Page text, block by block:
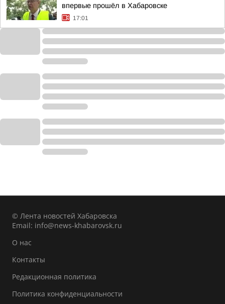
впервые прошёл в Хабаровске
17:01
© Лента новостей Хабаровска
Email: info@news-khabarovsk.ru
О нас
Контакты
Редакционная политика
Политика конфиденциальности